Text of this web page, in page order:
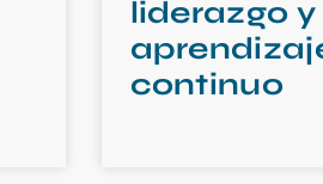
liderazgo y
continuo